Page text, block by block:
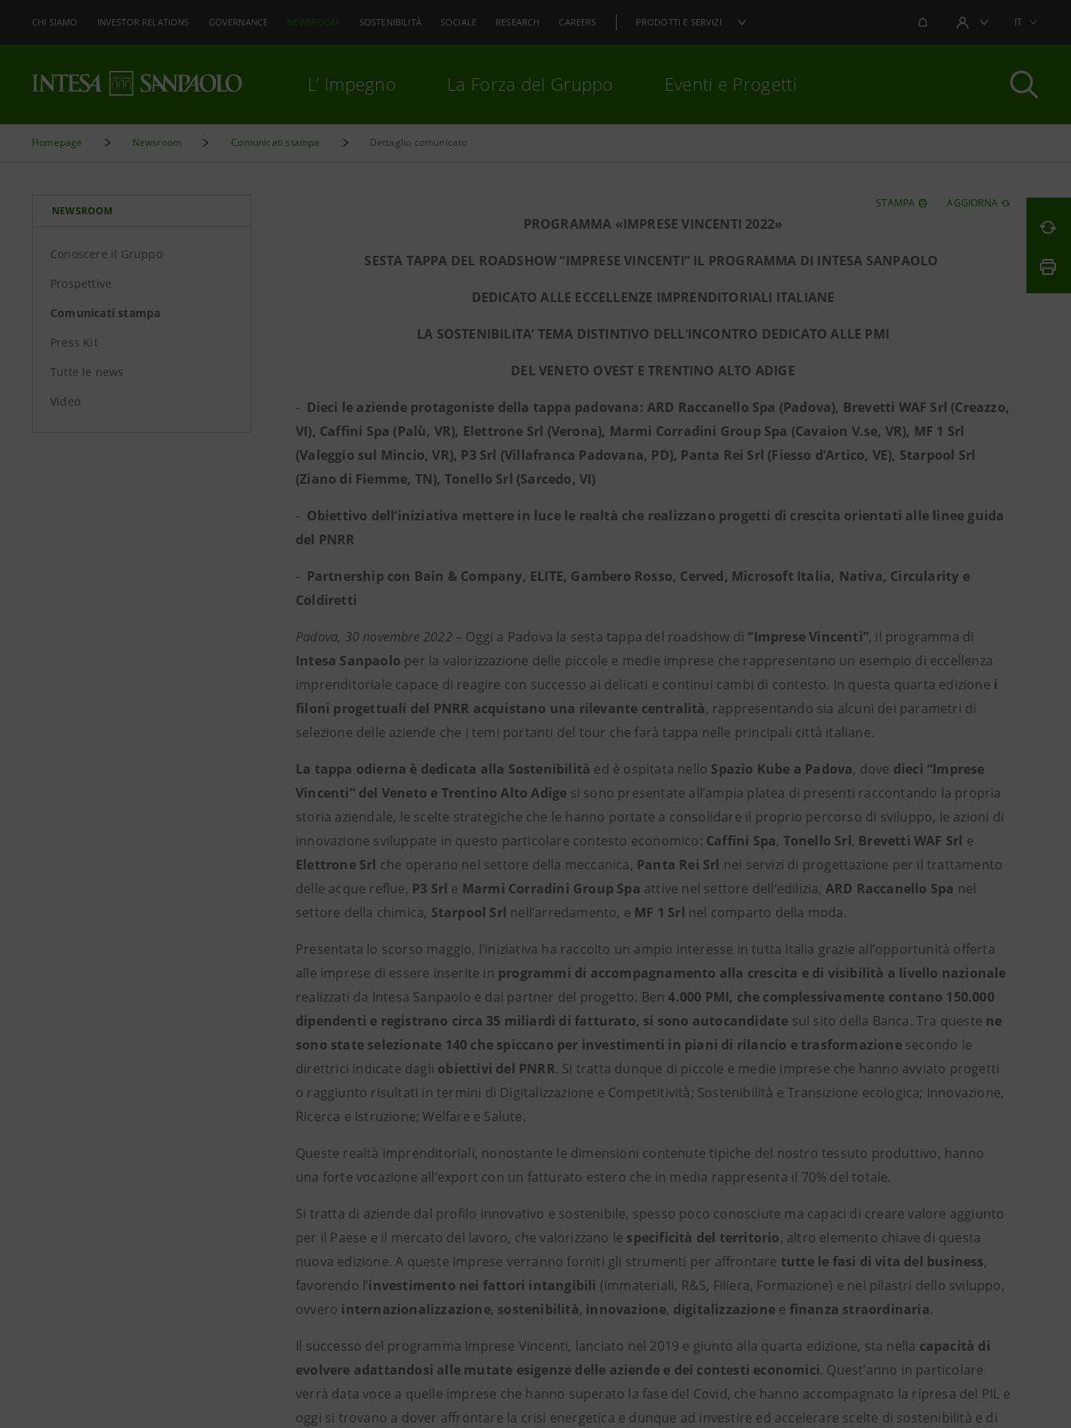
CHI SIAMO INVESTOR RELATIONS GOVERNANCE NEWSROOM SOSTENIBILITÀ SOCIALE RESEARCH CAREERS PRODOTTI E SERVIZI NOTIFICHEAREA UTENTEIT
L’ Impegno La Forza del Gruppo Eventi e Progetti
Homepage Newsroom Comunicati stampa Dettaglio comunicato
NEWSROOM
Conoscere il Gruppo
Prospettive
Comunicati stampa
Press Kit
Tutte le news
Video
STAMPA AGGIORNA
PROGRAMMA «IMPRESE VINCENTI 2022»
SESTA TAPPA DEL ROADSHOW “IMPRESE VINCENTI” IL PROGRAMMA DI INTESA SANPAOLO
DEDICATO ALLE ECCELLENZE IMPRENDITORIALI ITALIANE
LA SOSTENIBILITA’ TEMA DISTINTIVO DELL’INCONTRO DEDICATO ALLE PMI
DEL VENETO OVEST E TRENTINO ALTO ADIGE
- Dieci le aziende protagoniste della tappa padovana: ARD Raccanello Spa (Padova), Brevetti WAF Srl (Creazzo,
VI), Caffini Spa (Palù, VR), Elettrone Srl (Verona), Marmi Corradini Group Spa (Cavaion V.se, VR), MF 1 Srl
(Valeggio sul Mincio, VR), P3 Srl (Villafranca Padovana, PD), Panta Rei Srl (Fiesso d’Artico, VE), Starpool Srl
(Ziano di Fiemme, TN), Tonello Srl (Sarcedo, VI)
- Obiettivo dell’iniziativa mettere in luce le realtà che realizzano progetti di crescita orientati alle linee guida
del PNRR
- Partnership con Bain & Company, ELITE, Gambero Rosso, Cerved, Microsoft Italia, Nativa, Circularity e
Coldiretti
Padova, 30 novembre 2022 – Oggi a Padova la sesta tappa del roadshow di“Imprese Vincenti”, il programma di
Intesa Sanpaolo per la valorizzazione delle piccole e medie imprese che rappresentano un esempio di eccellenza
imprenditoriale capace di reagire con successo ai delicati e continui cambi di contesto. In questa quarta edizione i
filoni progettuali del PNRR acquistano una rilevante centralità, rappresentando sia alcuni dei parametri di
selezione delle aziende che i temi portanti del tour che farà tappa nelle principali città italiane.
La tappa odierna è dedicata alla Sostenibilità ed è ospitata nello Spazio Kube a Padova, dove dieci “Imprese
Vincenti” del Veneto e Trentino Alto Adige si sono presentate all’ampia platea di presenti raccontando la propria
storia aziendale, le scelte strategiche che le hanno portate a consolidare il proprio percorso di sviluppo, le azioni di
innovazione sviluppate in questo particolare contesto economico: Caffini Spa, Tonello Srl, Brevetti WAF Srl e
Elettrone Srl che operano nel settore della meccanica, Panta Rei Srl nei servizi di progettazione per il trattamento
delle acque reflue, P3 Srl e Marmi Corradini Group Spa attive nel settore dell’edilizia, ARD Raccanello Spa nel
settore della chimica, Starpool Srl nell’arredamento, e MF 1 Srl nel comparto della moda.
Presentata lo scorso maggio, l’iniziativa ha raccolto un ampio interesse in tutta Italia grazie all’opportunità offerta
alle imprese di essere inserite in programmi di accompagnamento alla crescita e di visibilità a livello nazionale
realizzati da Intesa Sanpaolo e dai partner del progetto. Ben 4.000 PMI, che complessivamente contano 150.000
dipendenti e registrano circa 35 miliardi di fatturato, si sono autocandidate sul sito della Banca. Tra queste ne
sono state selezionate 140 che spiccano per investimenti in piani di rilancio e trasformazionesecondo le
direttrici indicate dagli obiettivi del PNRR. Si tratta dunque di piccole e medie imprese che hanno avviato progetti
o raggiunto risultati in termini di Digitalizzazione e Competitività; Sostenibilità e Transizione ecologica; Innovazione,
Ricerca e Istruzione; Welfare e Salute.
Queste realtà imprenditoriali, nonostante le dimensioni contenute tipiche del nostro tessuto produttivo, hanno
una forte vocazione all’export con un fatturato estero che in media rappresenta il 70% del totale.
Si tratta di aziende dal profilo innovativo e sostenibile, spesso poco conosciute ma capaci di creare valore aggiunto
per il Paese e il mercato del lavoro, che valorizzano le specificità del territorio, altro elemento chiave di questa
nuova edizione. A queste imprese verranno forniti gli strumenti per affrontare tutte le fasi di vita del business,
favorendo l’investimento nei fattori intangibili (immateriali, R&S, Filiera, Formazione) e nei pilastri dello sviluppo,
ovvero internazionalizzazione, sostenibilità, innovazione, digitalizzazione e finanza straordinaria.
Il successo del programma Imprese Vincenti, lanciato nel 2019 e giunto alla quarta edizione, sta nella capacità di
evolvere adattandosi alle mutate esigenze delle aziende e dei contesti economici. Quest’anno in particolare
verrà data voce a quelle imprese che hanno superato la fase del Covid, che hanno accompagnato la ripresa del PIL e
oggi si trovano a dover affrontare la crisi energetica e dunque ad investire ed accelerare scelte di sostenibilità e di